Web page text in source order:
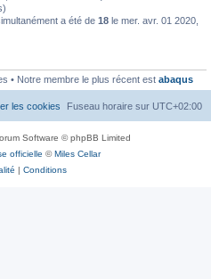
a été de 18 le mer. avr. 01 2020,
• Notre membre le plus récent est abaqus
Fuseau horaire sur UTC+02:00
les cookies
Software © phpBB Limited
officielle ©Miles Cellar
| Conditions